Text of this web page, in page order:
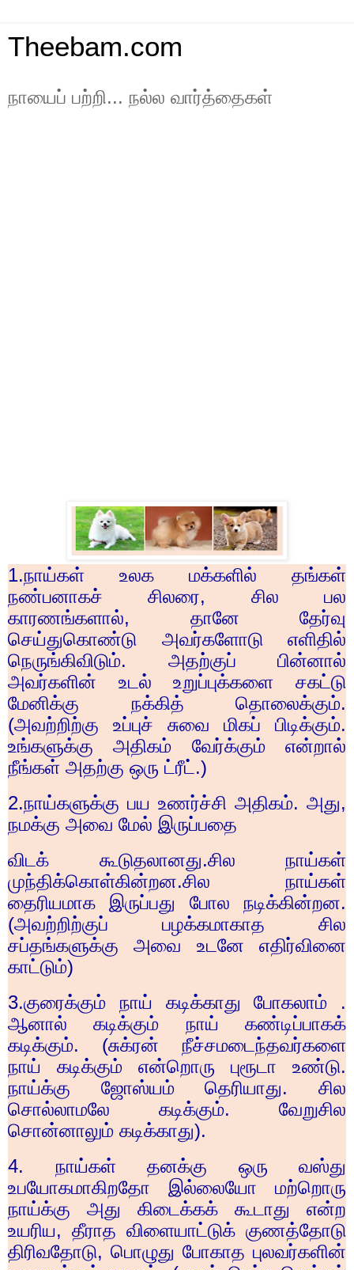
Theebam.com
நாயைப் பற்றி... நல்ல வார்த்தைகள்
1.நாய்கள் உலக மக்களில் தங்கள்
நண்பனாகச் சிலரை, சில பல
காரணங்களால், தானே தேர்வு
செய்துகொண்டு அவர்களோடு எளிதில்
நெருங்கிவிடும். அதற்குப் பின்னால்
அவர்களின் உடல் உறுப்புக்களை சகட்டு
மேனிக்கு நக்கித் தொலைக்கும்.
(அவற்றிற்கு உப்புச் சுவை மிகப் பிடிக்கும்.
உங்களுக்கு அதிகம் வேர்க்கும் என்றால்
நீங்கள் அதற்கு ஒரு ட்ரீட்.)
2.நாய்களுக்கு பய உணர்ச்சி அதிகம். அது,
நமக்கு அவை மேல் இருப்பதை
விடக் கூடுதலானது.சில நாய்கள்
முந்திக்கொள்கின்றன.சில நாய்கள்
தைரியமாக இருப்பது போல நடிக்கின்றன.
(அவற்றிற்குப் பழக்கமாகாத சில
சப்தங்களுக்கு அவை உடனே எதிர்வினை
காட்டும்)
3.குரைக்கும் நாய் கடிக்காது போகலாம் .
ஆனால் கடிக்கும் நாய் கண்டிப்பாகக்
கடிக்கும். (சுக்ரன் நீச்சமடைந்தவர்களை
நாய் கடிக்கும் என்றொரு புரூடா உண்டு.
நாய்க்கு ஜோஸ்யம் தெரியாது. சில
சொல்லாமலே கடிக்கும். வேறுசில
சொன்னாலும் கடிக்காது).
4. நாய்கள் தனக்கு ஒரு வஸ்து
உபயோகமாகிறதோ இல்லையோ மற்றொரு
நாய்க்கு அது கிடைக்கக் கூடாது என்ற
உயரிய, தீராத விளையாட்டுக் குணத்தோடு
திரிவதோடு, பொழுது போகாத புலவர்களின்